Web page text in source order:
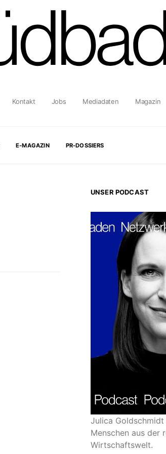
Kontakt Jobs Mediadaten Magazin
E-MAGAZIN PR-DOSSIERS
UNSER PODCAST
Julica
Menschen aus der
Wirtschaftswelt.